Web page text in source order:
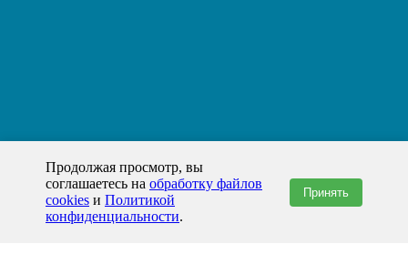
Продолжая просмотр, вы
соглашаетесь на обработку файлов
cookies и Политикой
конфиденциальности.
Принять